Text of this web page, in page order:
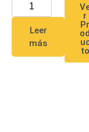
Interfonos
Accesorios
Analógicos
Leer
más
r
Pr
od
to